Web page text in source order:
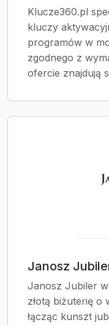
Klucze360.pl
kluczy
programów w
zgodnego z
ofercie znajdują
Janosz
Janosz Jubiler
złotą biżuterię o
łącząc kunszt